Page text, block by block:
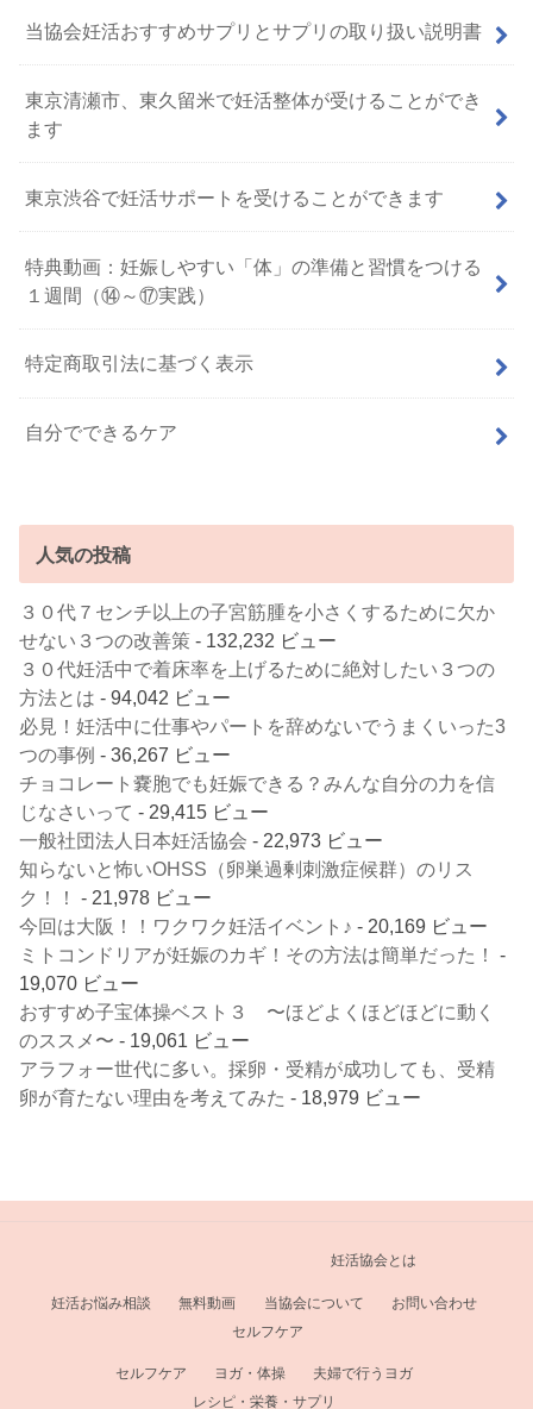
当協会妊活おすすめサプリとサプリの取り扱い説明書
東京清瀬市、東久留米で妊活整体が受けることができ
ます
東京渋谷で妊活サポートを受けることができます
特典動画：妊娠しやすい「体」の準備と習慣をつける
１週間（⑭～⑰実践）
特定商取引法に基づく表示
自分でできるケア
人気の投稿
３０代７センチ以上の子宮筋腫を小さくするために欠か
せない３つの改善策 - 132,232 ビュー
３０代妊活中で着床率を上げるために絶対したい３つの
方法とは - 94,042 ビュー
必見！妊活中に仕事やパートを辞めないでうまくいった3
つの事例 - 36,267 ビュー
チョコレート嚢胞でも妊娠できる？みんな自分の力を信
じなさいって - 29,415 ビュー
一般社団法人日本妊活協会 - 22,973 ビュー
知らないと怖いOHSS（卵巣過剰刺激症候群）のリス
ク！！
- 21,978 ビュー
今回は大阪！！ワクワク妊活イベント♪ - 20,169 ビュー
ミトコンドリアが妊娠のカギ！その方法は簡単だった！
-
19,070 ビュー
おすすめ子宝体操ベスト３ 〜ほどよくほどほどに動く
のススメ〜 - 19,061 ビュー
アラフォー世代に多い。採卵・受精が成功しても、受精
卵が育たない理由を考えてみた - 18,979 ビュー
妊活お悩み相談 無料動画
妊活協会とは
当協会について
お問い合わせ
セルフケア
セルフケア ヨガ・体操
夫婦で行うヨガ
レシピ・栄養・サプリ